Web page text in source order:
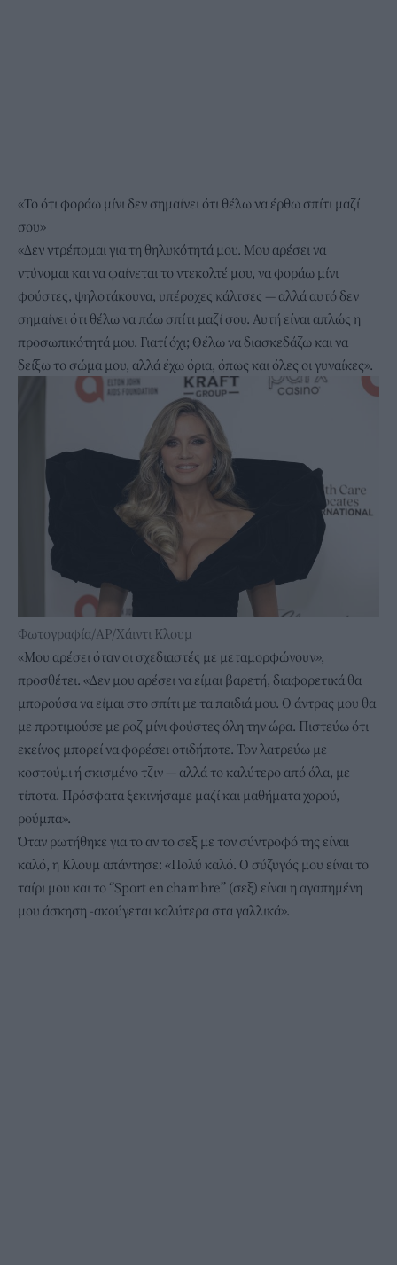
«Το ότι φοράω μίνι δεν σημαίνει ότι θέλω να έρθω σπίτι μαζί
σου»
«Δεν ντρέπομαι για τη θηλυκότητά μου. Μου αρέσει να
ντύνομαι και να φαίνεται τοντεκολτέ μου, να φοράω μίνι
φούστες, ψηλοτάκουνα, υπέροχες κάλτσες — αλλά αυτό δεν
σημαίνει ότι θέλω να πάω σπίτι μαζί σου. Αυτή είναι απλώς η
προσωπικότητά μου. Γιατί όχι; Θέλω να διασκεδάζω και να
δείξω το σώμα μου, αλλά έχω όρια, όπως και όλες οι γυναίκες».
Φωτογραφία/AP/Χάιντι Κλουμ
«Μου αρέσει όταν οι σχεδιαστές με μεταμορφώνουν»,
προσθέτει. «Δεν μου αρέσει να είμαι βαρετή, διαφορετικά θα
μπορούσα να είμαι στο σπίτι με τα παιδιά μου. Ο άντρας μου θα
με προτιμούσε με ροζ μίνι φούστες όλη την ώρα. Πιστεύω ότι
εκείνος μπορεί να φορέσει οτιδήποτε. Τον λατρεύω με
κοστούμι ή σκισμένο τζιν — αλλά το καλύτερο από όλα, με
τίποτα. Πρόσφατα ξεκινήσαμε μαζί και μαθήματα χορού,
ρούμπα».
Όταν ρωτήθηκε για το αν το σεξ με τον σύντροφό της είναι
καλό, η Κλουμ απάντησε: «Πολύ καλό. Ο σύζυγός μου είναι το
ταίρι μου και το ‘’Sport en chambre’’ (σεξ) είναι η αγαπημένη
μου άσκηση -ακούγεται καλύτερα στα γαλλικά».